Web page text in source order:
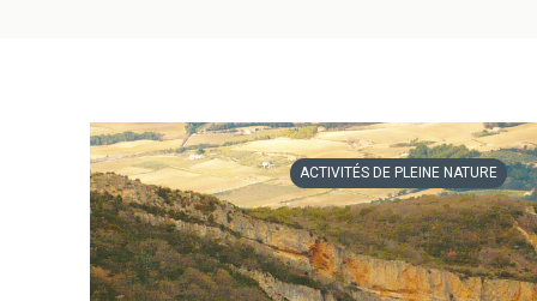
ACTIVITÉS DE PLEINE NATURE